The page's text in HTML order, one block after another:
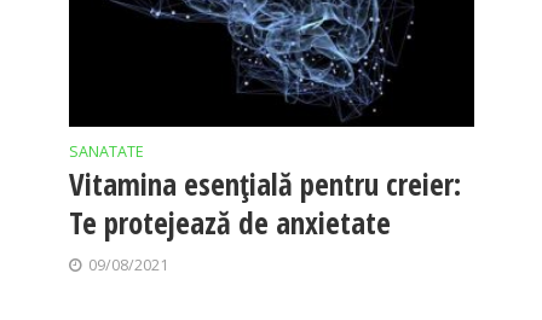
SANATATE
Vitamina esențială pentru creier:
Te protejează de anxietate
09/08/2021